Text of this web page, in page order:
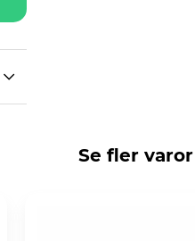
Se fler varor